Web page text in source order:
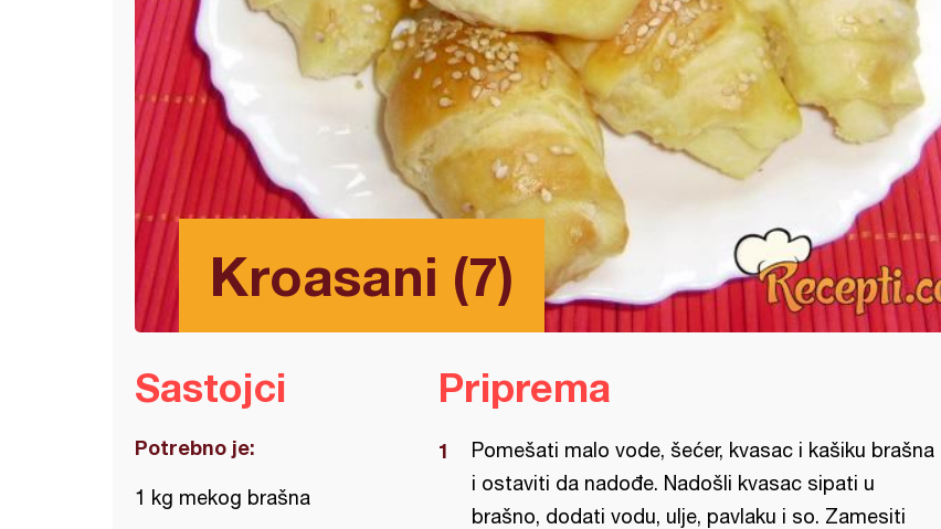
Kroasani (7)
Sastojci
Potrebno je:
1 kg mekog brašna
Priprema
Pomešati malo vode, šećer, kvasac i kašiku brašna
i ostaviti da nadođe. Nadošli kvasac sipati u
brašno, dodati vodu, ulje, pavlaku i so. Zamesiti